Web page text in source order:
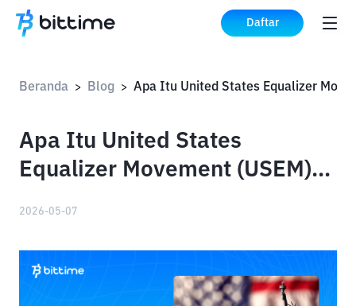
Daftar
Beranda > Blog >
Apa Itu United States
Equalizer Movement (USEM)
2026-05-07